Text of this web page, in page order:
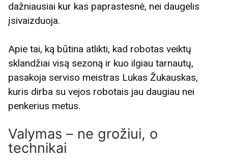
dažniausiai kur kas paprastesnė, nei daugelis
įsivaizduoja.
Apie tai, ką būtina atlikti, kad robotas veiktų
sklandžiai visą sezoną ir kuo ilgiau tarnautų,
pasakoja serviso meistras Lukas Žukauskas,
kuris dirba su vejos robotais jau daugiau nei
penkerius metus.
Valymas – ne grožiui, o
technikai